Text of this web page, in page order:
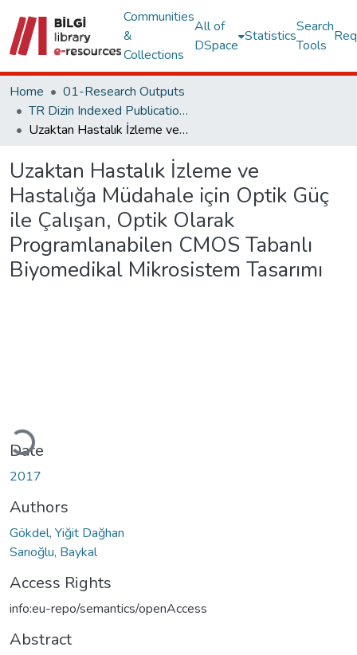
Communities
&
Collections
All of
DSpace
Statistics
Search
Tools
Home
01-Research Outputs
TR Dizin Indexed Publications
Uzaktan Hastalık İzleme ve Hastalığa Müdahale için Optik Güç ile Çalışan, Optik Olarak Programlanabilen CMOS Tabanlı Biyomedikal Mikrosistem Tasarımı
Uzaktan Hastalık İzleme ve
Hastalığa Müdahale için Optik Güç
ile Çalışan, Optik Olarak
Programlanabilen CMOS Tabanlı
Biyomedikal Mikrosistem Tasarımı
Loading...
Date
2017
Authors
Gökdel, Yiğit Dağhan
Sarıoğlu, Baykal
Access Rights
info:eu-repo/semantics/openAccess
Abstract